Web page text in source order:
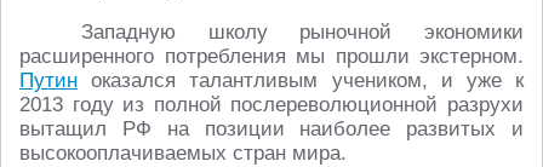
Западную школу рыночной экономики
расширенного потребления мы прошли экстерном.
Путин оказался талантливым учеником, и уже к
2013 году из полной послереволюционной разрухи
вытащил РФ на позиции наиболее развитых и
высокооплачиваемых стран мира.